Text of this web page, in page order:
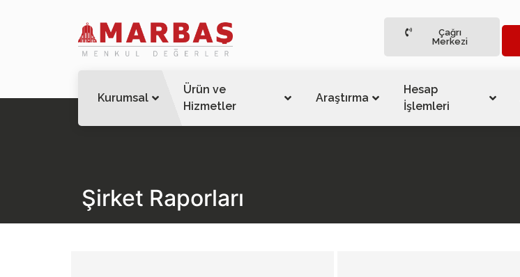
Çağrı
Merkezi
Kurumsal
Ürün ve
Hizmetler
Araştırma
Hesap
İşlemleri
Şirket Raporları